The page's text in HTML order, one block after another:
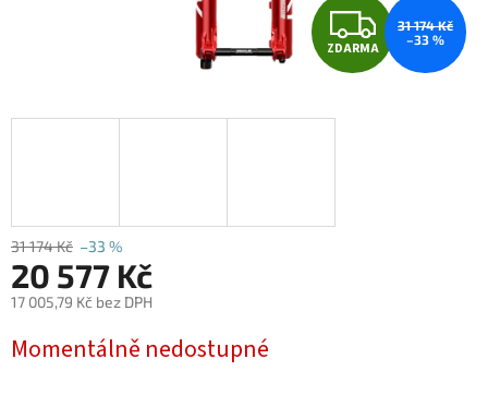
Z
D
ZDARMA
31 174 Kč
–33 %
31 174 Kč –33 %
20 577 Kč
17 005,79 Kč bez DPH
cena:
Momentálně nedostupné